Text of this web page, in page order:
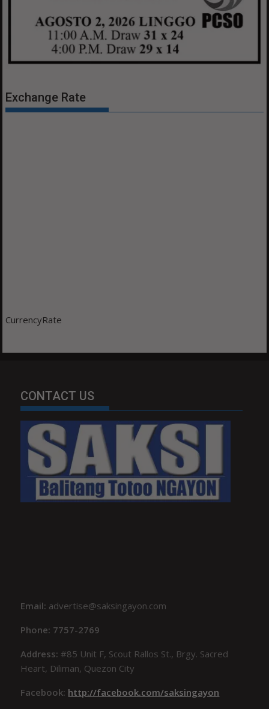
Exchange Rate
CurrencyRate
CONTACT US
Email: advertise@saksingayon.com
Phone: 7757-2769
Address:#85 Unit F, Scout Rallos St., Brgy. Sacred
Heart, Diliman, Quezon City
Facebook: http://facebook.com/saksingayon